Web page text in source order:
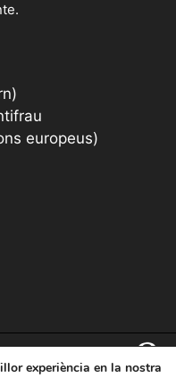
europeus)
experiència en la nostra